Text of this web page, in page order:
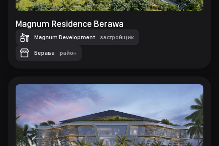
Magnum Residence Berawa
Magnum Development застройщик
Берава район